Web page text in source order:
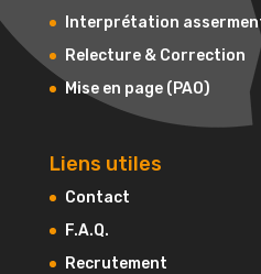
Interprétation
Relecture & Correction
Mise en page (PAO)
Liens utiles
Contact
F.A.Q.
Recrutement